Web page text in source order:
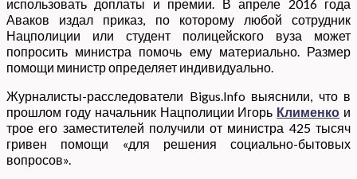
использовать доплаты и премии. В апреле 2016 года
Аваков издал приказ, по которому любой сотрудник
Нацполиции или студент полицейского вуза может
попросить министра помочь ему материально. Размер
помощи министр определяет индивидуально.
Журналисты-расследователи Bigus.Info выяснили, что в
прошлом году начальник Нацполиции Игорь Клименко и
трое его заместителей получили от министра 425 тысяч
гривен помощи «для решения социально-бытовых
вопросов».